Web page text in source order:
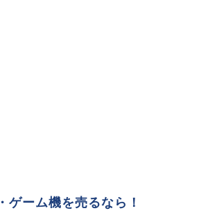
ゲーム機を売るなら！